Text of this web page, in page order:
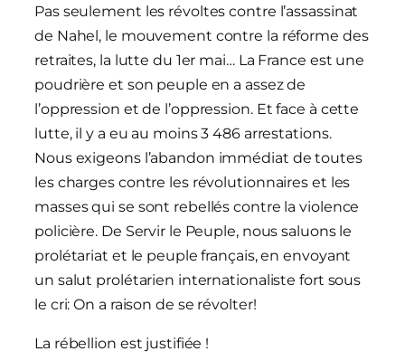
Pas seulement les révoltes contre l’assassinat
de Nahel, le mouvement contre la réforme des
retraites, la lutte du 1er mai… La France est une
poudrière et son peuple en a assez de
l’oppression et de l’oppression. Et face à cette
lutte, il y a eu au moins 3 486 arrestations.
Nous exigeons l’abandon immédiat de toutes
les charges contre les révolutionnaires et les
masses qui se sont rebellés contre la violence
policière. De Servir le Peuple, nous saluons le
prolétariat et le peuple français, en envoyant
un salut prolétarien internationaliste fort sous
le cri: On a raison de se révolter!
La rébellion est justifiée !